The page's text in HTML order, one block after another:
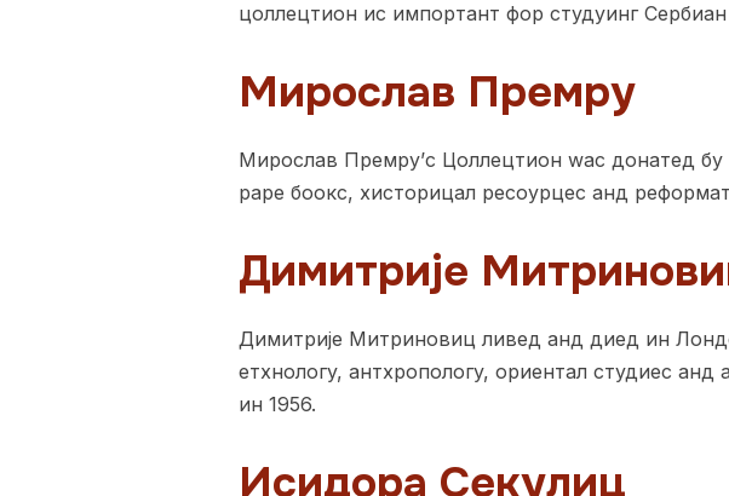
цоллецтион ис импортант фор студyинг
Мирослав Премру
Мирослав Премру’с Цоллецтион wас донатед
раре боокс, хисторицал ресоурцес анд
Димитрије
Димитрије Митриновиц ливед анд диед ин
етхнологy, антхропологy, ориентал студиес
ин 1956.
Исидора Секулиц